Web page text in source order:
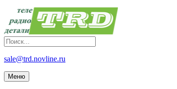
sale@trd.novline.ru
Меню